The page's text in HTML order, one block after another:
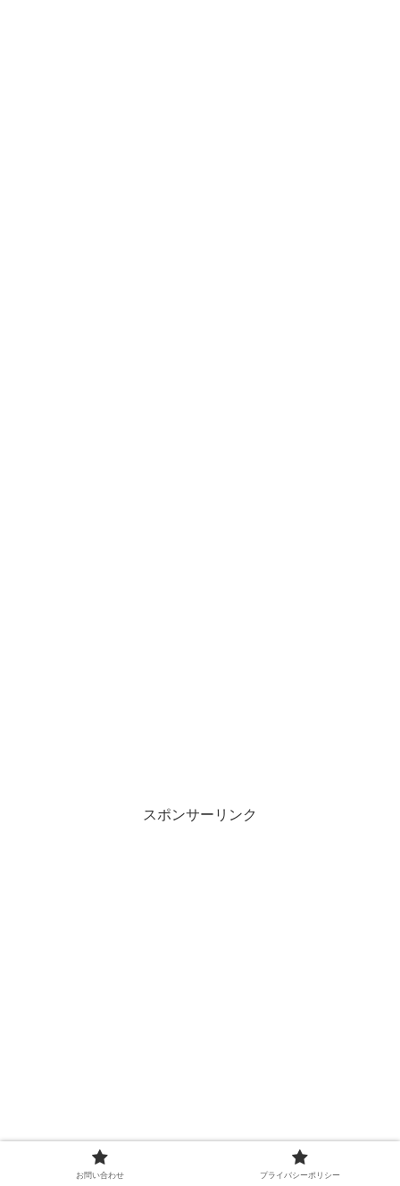
スポンサーリンク
お問い合わせ プライバシーポリシー